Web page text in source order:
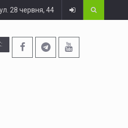
28 червня, 44